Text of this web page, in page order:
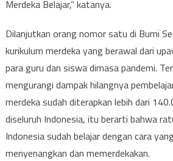
Merdeka Belajar,” katanya.
Dilanjutkan orang nomor satu di Bumi
kurikulum merdeka yang berawal dari
para guru dan siswa dimasa pandemi.
mengurangi dampak hilangnya
merdeka sudah diterapkan lebih dari
diseluruh Indonesia, itu berarti bahwa
Indonesia sudah belajar dengan cara
menyenangkan dan memerdekakan.